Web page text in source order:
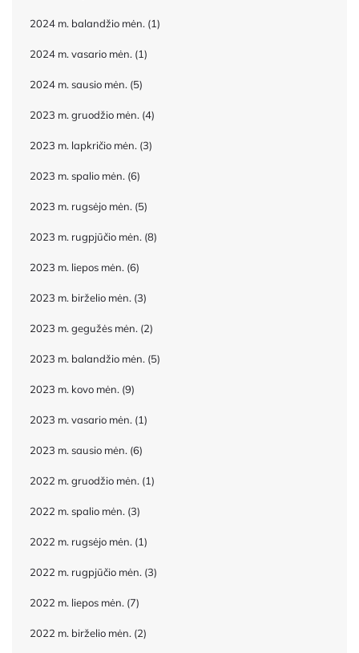
2024 m. balandžio mėn. (1)
2024 m. vasario mėn. (1)
2024 m. sausio mėn. (5)
2023 m. gruodžio mėn. (4)
2023 m. lapkričio mėn. (3)
2023 m. spalio mėn. (6)
2023 m. rugsėjo mėn. (5)
2023 m. rugpjūčio mėn. (8)
2023 m. liepos mėn. (6)
2023 m. birželio mėn. (3)
2023 m. gegužės mėn. (2)
2023 m. balandžio mėn. (5)
2023 m. kovo mėn. (9)
2023 m. vasario mėn. (1)
2023 m. sausio mėn. (6)
2022 m. gruodžio mėn. (1)
2022 m. spalio mėn. (3)
2022 m. rugsėjo mėn. (1)
2022 m. rugpjūčio mėn. (3)
2022 m. liepos mėn. (7)
2022 m. birželio mėn. (2)